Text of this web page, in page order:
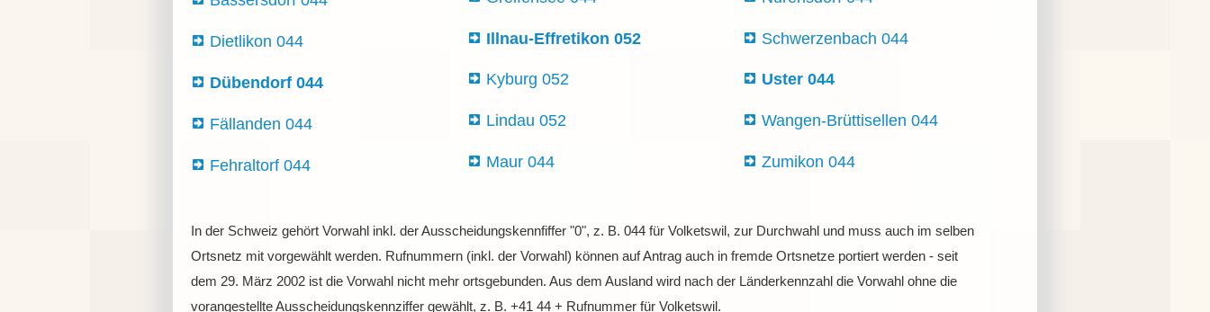
Dietlikon 044
Dübendorf 044
Fällanden 044
Fehraltorf 044
Illnau-Effretikon 052
Kyburg 052
Lindau 052
Maur 044
Schwerzenbach 044
Uster 044
Wangen-Brüttisellen 044
Zumikon 044
In der Schweiz gehört Vorwahl inkl. der Ausscheidungskennfiffer "0", z. B. 044 für Volketswil, zur Durchwahl und muss auch im selben
Ortsnetz mit vorgewählt werden. Rufnummern (inkl. der Vorwahl) können auf Antrag auch in fremde Ortsnetze portiert werden - seit
dem 29. März 2002 ist die Vorwahl nicht mehr ortsgebunden. Aus dem Ausland wird nach der Länderkennzahl die Vorwahl ohne die
vorangestellte Ausscheidungskennziffer gewählt, z. B. +41 44 + Rufnummer für Volketswil.